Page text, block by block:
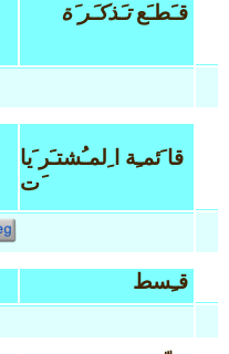
قـَطـَعتـَذكـَر َة
قا َئمـِة ا ِلمـُشتـَر َيا
َت
قـِسط